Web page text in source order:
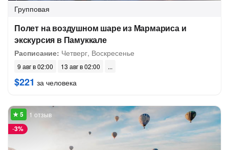
Групповая
Полет на воздушном шаре из Мармариса и
экскурсия в Памуккале
Расписание: Четверг, Воскресенье
9 авг в 02:00 13 авг в 02:00
$221 за человека
-3%
1 отзыв